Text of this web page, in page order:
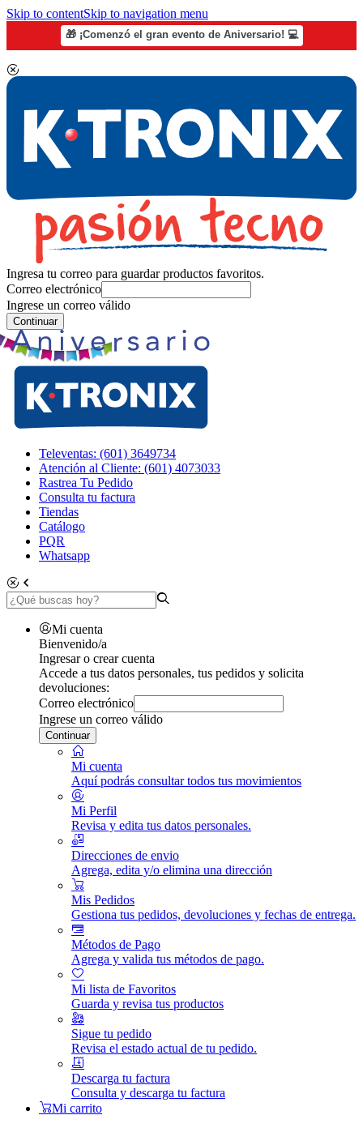
Skip to contentSkip to navigation menu
🎁 ¡Comenzó el gran evento de Aniversario! 💻
Ingresa tu correo para guardar productos favoritos.
Correo electrónico
Ingrese un correo válido
Continuar
Televentas: (601) 3649734
Atención al Cliente: (601) 4073033
Rastrea Tu Pedido
Consulta tu factura
Tiendas
Catálogo
PQR
Whatsapp
Mi cuenta
Bienvenido/a
Ingresar o crear cuenta
Accede a tus datos personales, tus pedidos y solicita
devoluciones:
Correo electrónico
Ingrese un correo válido
Continuar
Mi cuenta
Aquí podrás consultar todos tus movimientos
Mi Perfil
Revisa y edita tus datos personales.
Direcciones de envio
Agrega, edita y/o elimina una dirección
Mis Pedidos
Gestiona tus pedidos, devoluciones y fechas de entrega.
Métodos de Pago
Agrega y valida tus métodos de pago.
Mi lista de Favoritos
Guarda y revisa tus productos
Sigue tu pedido
Revisa el estado actual de tu pedido.
Descarga tu factura
Consulta y descarga tu factura
Mi carrito